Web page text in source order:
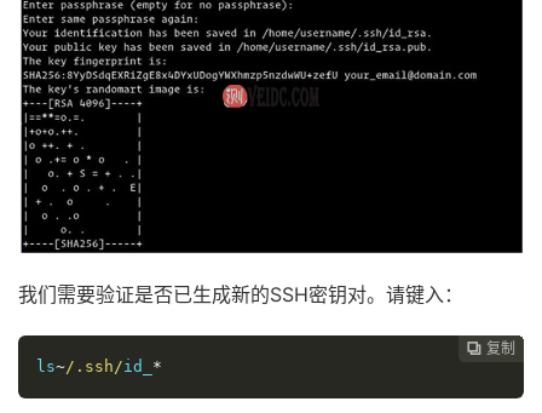
我们需要验证是否已生成新的SSH密钥对。请键入：
 复制
 复制
 复制
 复制
 复制
 复制
 复制
 复制
 复制
 复制
 复制
 复制
 复制
 复制
ls~/.ssh/id_ *